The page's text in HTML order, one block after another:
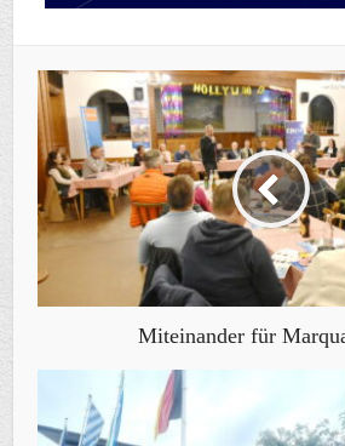
Miteinander für